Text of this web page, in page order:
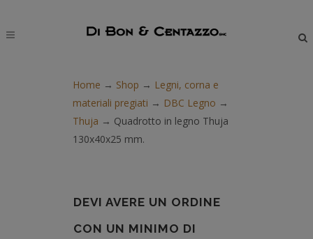
Home → Shop → Legni, corna e
materiali pregiati → DBC Legno →
Thuja → Quadrotto in legno Thuja
130x40x25 mm.
DEVI AVERE UN ORDINE
CON UN MINIMO DI